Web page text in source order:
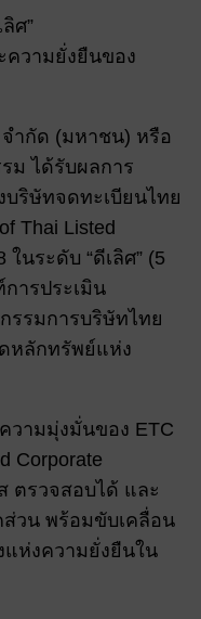
ศ”
ความยั่งยืนของ
จำกัด (มหาชน) หรือ
ม ได้รับผลการ
ริษัทจดทะเบียนไทย
Thai Listed
ในระดับ “ดีเลิศ” (5
ารประเมิน
รรมการบริษัทไทย
หลักทรัพย์แห่ง
วามมุ่งมั่นของ ETC
Corporate
ตรวจสอบได้ และ
วน พร้อมขับเคลื่อน
ห่งความยั่งยืนใน